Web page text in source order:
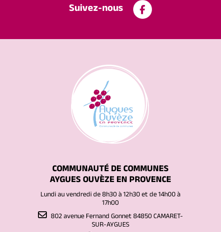
Suivez-nous
COMMUNAUTÉ DE COMMUNES
AYGUES OUVÈZE EN PROVENCE
Lundi au vendredi de 8h30 à 12h30 et de 14h00 à
17h00
802 avenue Fernand Gonnet 84850 CAMARET-
SUR-AYGUES